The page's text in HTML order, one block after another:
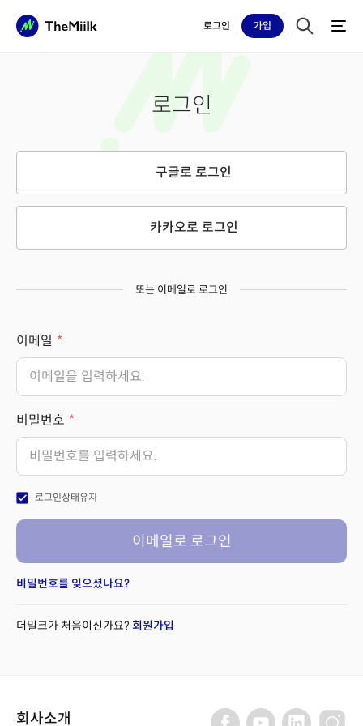
로그인 가입
로그인
구글로 로그인
카카오로 로그인
또는 이메일로 로그인
이메일
비밀번호
check_box 로그인상태유지
이메일로 로그인
비밀번호를 잊으셨나요?
더밀크가 처음이신가요? 회원가입
회사소개